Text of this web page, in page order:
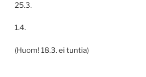
25.3.
1.4.
(Huom! 18.3. ei tuntia)